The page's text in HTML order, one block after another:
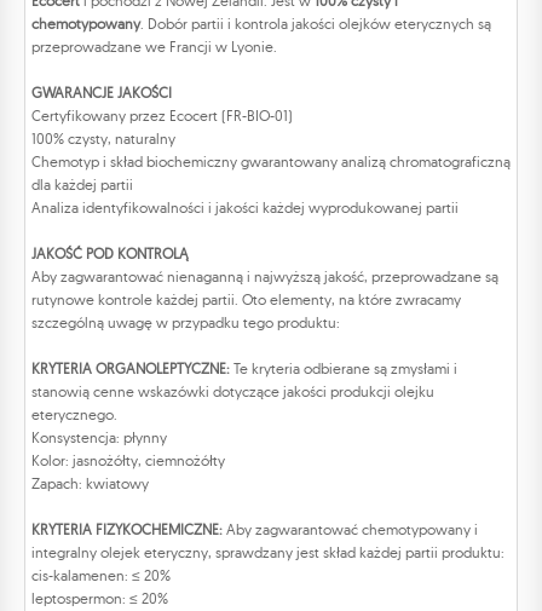
chemotypowany. Dobór partii i kontrola jakości olejków eterycznych są
przeprowadzane we Francji w Lyonie.
GWARANCJE JAKOŚCI
Certyfikowany przez Ecocert (FR-BIO-01)
100% czysty, naturalny
Chemotyp i skład biochemiczny gwarantowany analizą chromatograficzną
dla każdej partii
Analiza identyfikowalności i jakości każdej wyprodukowanej partii
JAKOŚĆ POD KONTROLĄ
Aby zagwarantować nienaganną i najwyższą jakość, przeprowadzane są
rutynowe kontrole każdej partii. Oto elementy, na które zwracamy
szczególną uwagę w przypadku tego produktu:
KRYTERIA ORGANOLEPTYCZNE: Te kryteria odbierane są zmysłami i
stanowią cenne wskazówki dotyczące jakości produkcji olejku
eterycznego.
Konsystencja: płynny
Kolor: jasnożółty, ciemnożółty
Zapach: kwiatowy
KRYTERIA FIZYKOCHEMICZNE: Aby zagwarantować chemotypowany i
integralny olejek eteryczny, sprawdzany jest skład każdej partii produktu:
cis-kalamenen: ≤ 20%
leptospermon: ≤ 20%